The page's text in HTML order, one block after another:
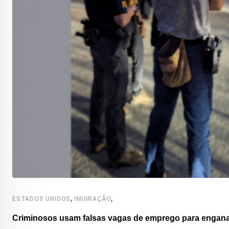
ESTADOS UNIDOS ,IMIGRAÇÃO,
Criminosos usam falsas vagas de emprego para